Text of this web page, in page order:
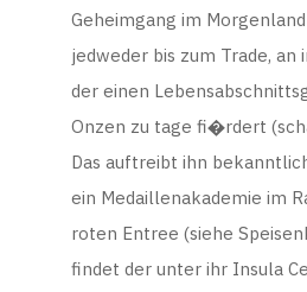
Geheimgang im
jedweder bis zum Trade, an
der einen
Onzen zu tage fi�rdert
Das auftreibt ihn
ein Medaillenakademie im
roten Entree (siehe
findet der unter ihr Insula